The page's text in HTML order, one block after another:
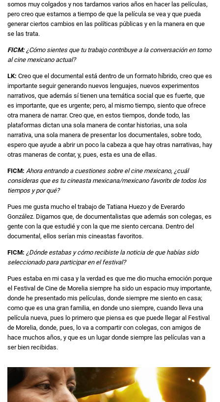
somos muy colgados y nos tardamos varios años en hacer las películas,
pero creo que estamos a tiempo de que la película se vea y que pueda
generar ciertos cambios en las políticas públicas y en la manera en que
se las trata.
FICM:¿Cómo sientes que tu trabajo contribuye a la conversación en torno
al cine mexicano actual?
LK: Creo que el documental está dentro de un formato híbrido, creo que es
importante seguir generando nuevos lenguajes, nuevos experimentos
narrativos, que además sí tienen una temática social que es fuerte, que
es importante, que es urgente; pero, al mismo tiempo, siento que ofrece
otra manera de narrar. Creo que, en estos tiempos, donde todo, las
plataformas dictan una sola manera de contar historias, una sola
narrativa, una sola manera de presentar los documentales, sobre todo,
espero que ayude a abrir un poco la cabeza a que hay otras narrativas, hay
otras maneras de contar, y, pues, esta es una de ellas.
FICM: Ahora entrando a cuestiones sobre el cine mexicano, ¿cuál
consideras que es tu cineasta mexicana/mexicano favoritx de todos los
tiempos y por qué?
Pues me gusta mucho el trabajo de Tatiana Huezo y de Everardo
González. Digamos que, de documentalistas que además son colegas, es
gente con la que estudié y con la que me siento cercana. Dentro del
documental, ellos serían mis cineastas favoritos.
FICM: ¿Dónde estabas y cómo recibiste la noticia de que habías sido
seleccionado para participar en el festival?
Pues estaba en mi casa y la verdad es que me dio mucha emoción porque
el Festival de Cine de Morelia siempre ha sido un espacio muy importante,
donde he presentado mis películas, donde siempre me siento en casa;
como que es una gran familia, en donde uno siempre, cuando lleva una
película nueva, pues lo primero que piensa es que puede llegar al Festival
de Morelia, donde, pues, lo va a compartir con colegas, con amigos de
hace muchos años, y que es un lugar donde siempre las películas van a
ser bien recibidas.